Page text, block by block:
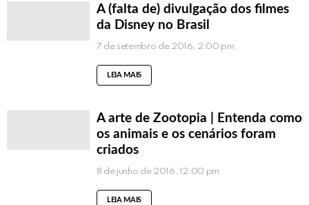
A (falta de) divulgação dos filmes
da Disney no Brasil
7 de setembro de 2016, 2:00 pm
LEIA MAIS
A arte de Zootopia | Entenda como
os animais e os cenários foram
criados
8 de junho de 2016, 12:00 pm
LEIA MAIS